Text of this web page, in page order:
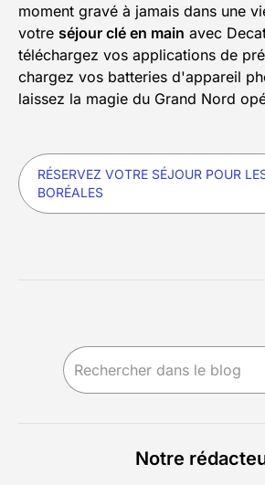
moment gravé à jamais dans une
votre séjour clé en main avec
téléchargez vos applications de
chargez vos batteries d'appareil
laissez la magie du Grand Nord
RÉSERVEZ VOTRE SÉJOUR POUR
BORÉALES
Notre